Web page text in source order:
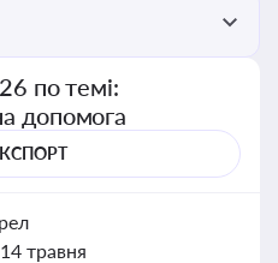
по темі:
допомога
14 травня